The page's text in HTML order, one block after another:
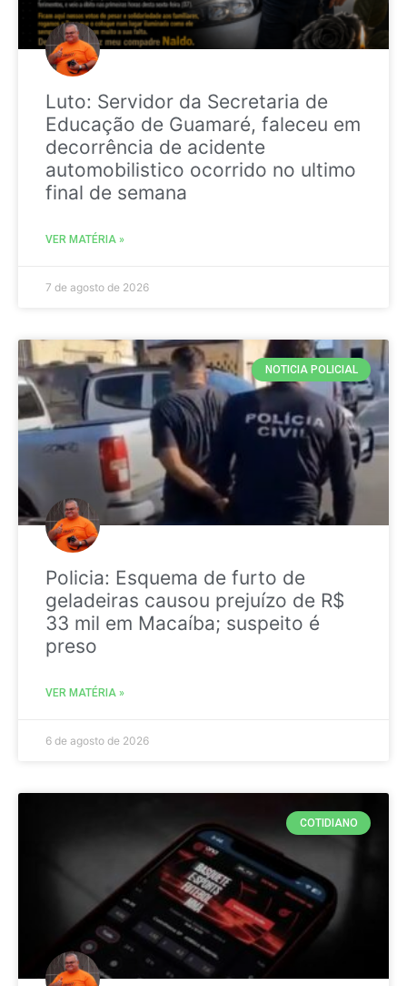
Luto: Servidor da Secretaria de
Educação de Guamaré, faleceu em
decorrência de acidente
automobilistico ocorrido no ultimo
final de semana
VER MATÉRIA »
7 de agosto de 2026
NOTICIA POLICIAL
Policia: Esquema de furto de
geladeiras causou prejuízo de R$
33 mil em Macaíba; suspeito é
preso
VER MATÉRIA »
6 de agosto de 2026
COTIDIANO